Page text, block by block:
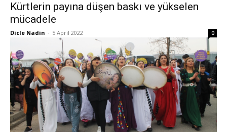
Kürtlerin payına düşen baskı ve yükselen
mücadele
Dicle Nadin - 5 April 2022 0